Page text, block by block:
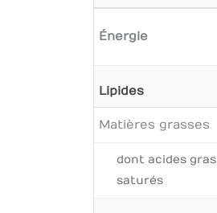
Énergie
Lipides
Matières grasses
dont acides gras
saturés